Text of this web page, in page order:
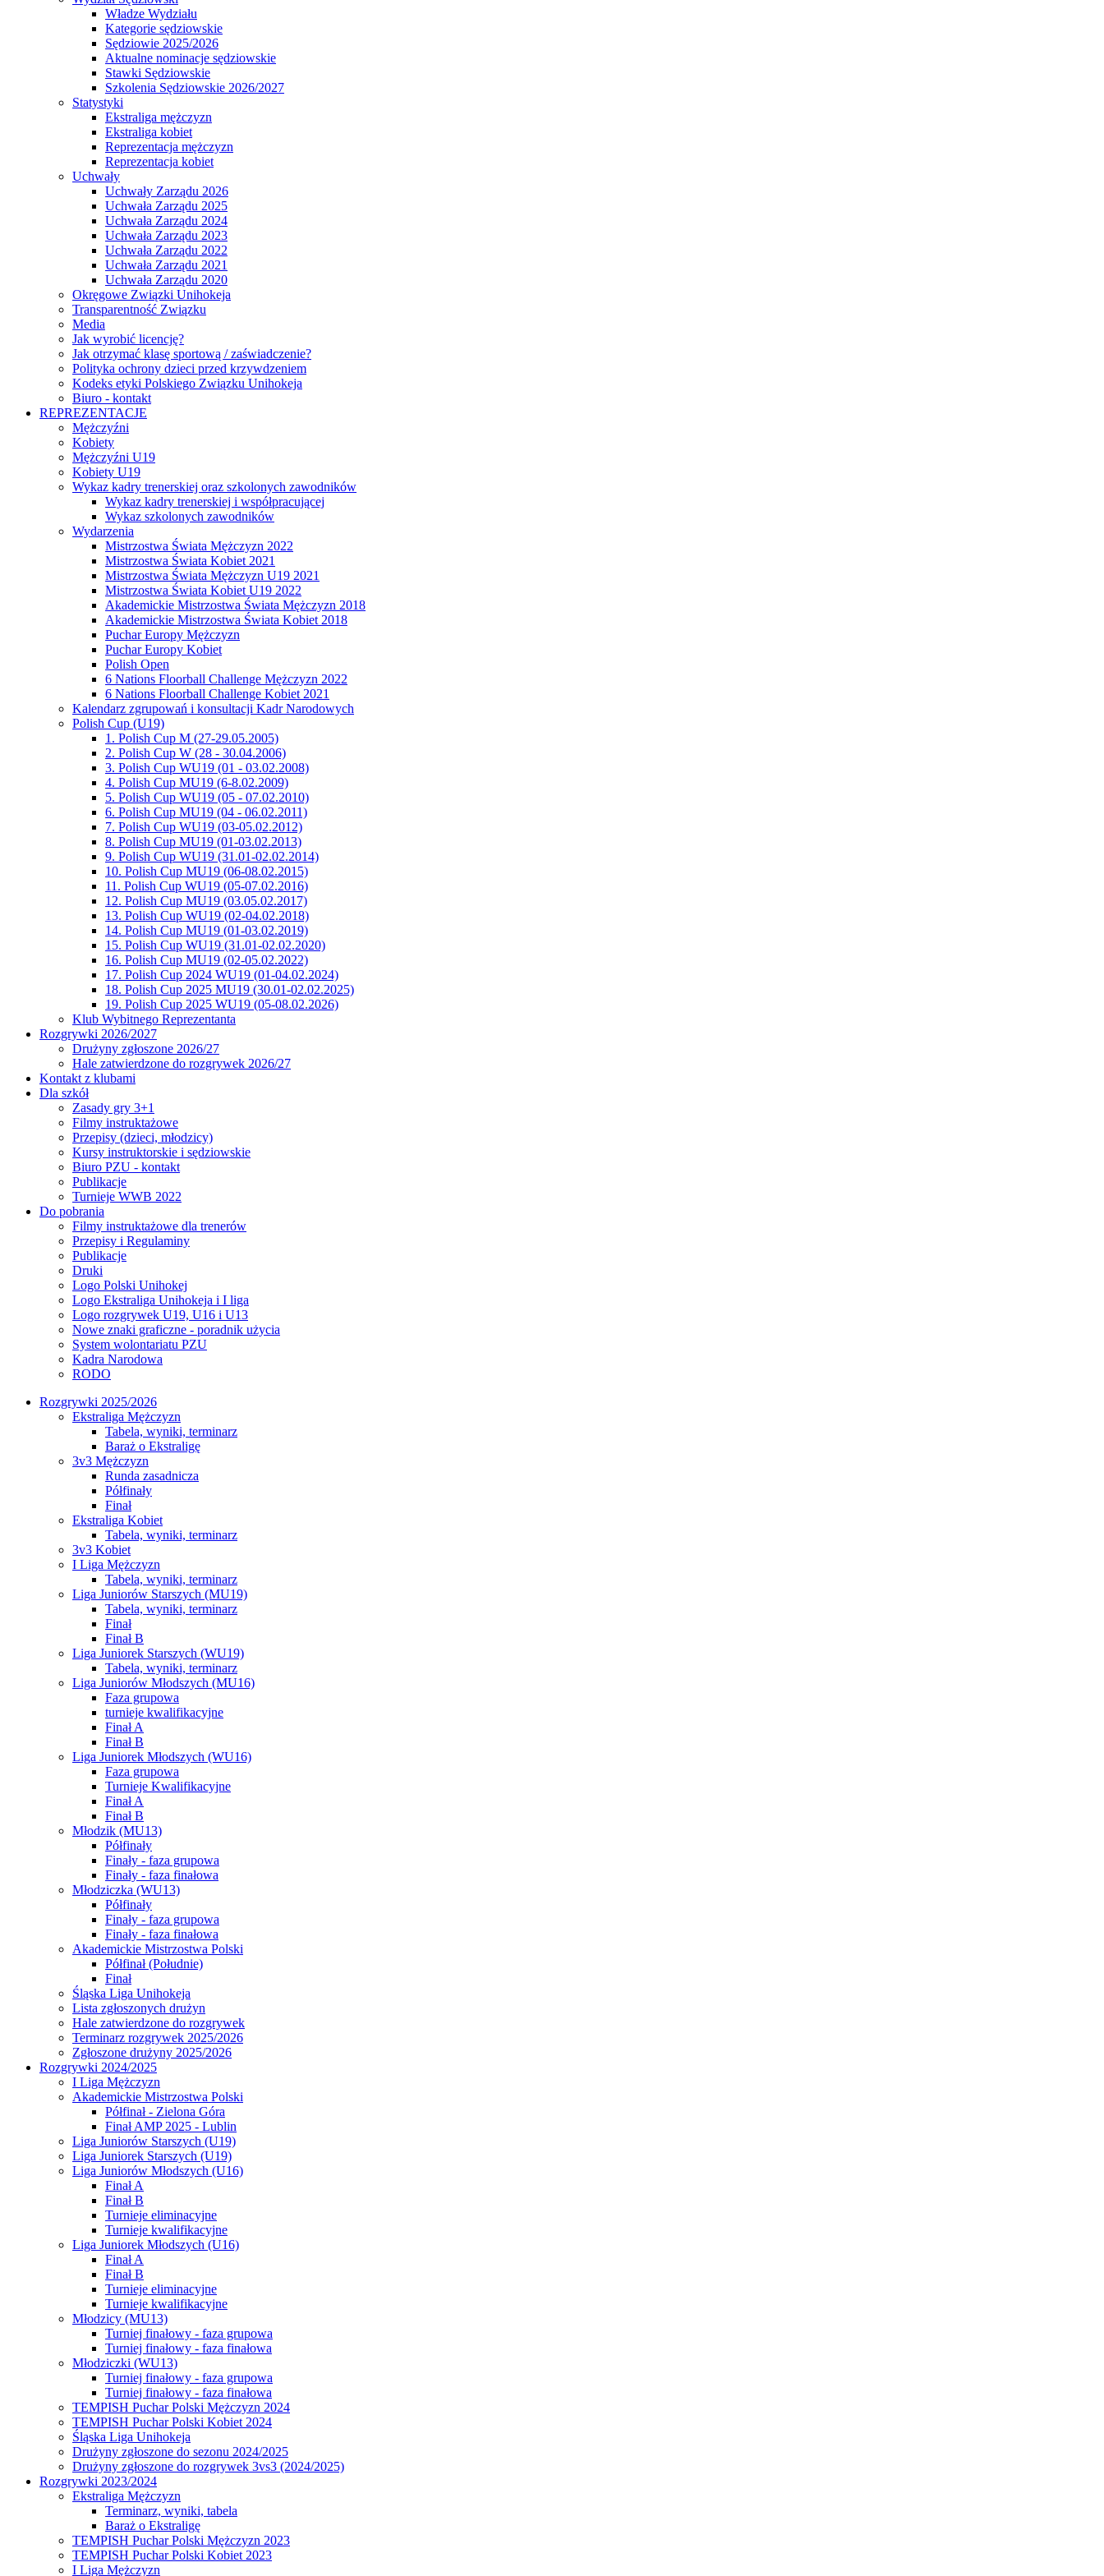
Władze Wydziału
Kategorie sędziowskie
Sędziowie 2025/2026
Aktualne nominacje sędziowskie
Stawki Sędziowskie
Szkolenia Sędziowskie 2026/2027
Statystyki
Ekstraliga mężczyzn
Ekstraliga kobiet
Reprezentacja mężczyzn
Reprezentacja kobiet
Uchwały
Uchwały Zarządu 2026
Uchwała Zarządu 2025
Uchwała Zarządu 2024
Uchwała Zarządu 2023
Uchwała Zarządu 2022
Uchwała Zarządu 2021
Uchwała Zarządu 2020
Okręgowe Związki Unihokeja
Transparentność Związku
Media
Jak wyrobić licencję?
Jak otrzymać klasę sportową / zaświadczenie?
Polityka ochrony dzieci przed krzywdzeniem
Kodeks etyki Polskiego Związku Unihokeja
Biuro - kontakt
REPREZENTACJE
Mężczyźni
Kobiety
Mężczyźni U19
Kobiety U19
Wykaz kadry trenerskiej oraz szkolonych zawodników
Wykaz kadry trenerskiej i współpracującej
Wykaz szkolonych zawodników
Wydarzenia
Mistrzostwa Świata Mężczyzn 2022
Mistrzostwa Świata Kobiet 2021
Mistrzostwa Świata Mężczyzn U19 2021
Mistrzostwa Świata Kobiet U19 2022
Akademickie Mistrzostwa Świata Mężczyzn 2018
Akademickie Mistrzostwa Świata Kobiet 2018
Puchar Europy Mężczyzn
Puchar Europy Kobiet
Polish Open
6 Nations Floorball Challenge Mężczyzn 2022
6 Nations Floorball Challenge Kobiet 2021
Kalendarz zgrupowań i konsultacji Kadr Narodowych
Polish Cup (U19)
1. Polish Cup M (27-29.05.2005)
2. Polish Cup W (28 - 30.04.2006)
3. Polish Cup WU19 (01 - 03.02.2008)
4. Polish Cup MU19 (6-8.02.2009)
5. Polish Cup WU19 (05 - 07.02.2010)
6. Polish Cup MU19 (04 - 06.02.2011)
7. Polish Cup WU19 (03-05.02.2012)
8. Polish Cup MU19 (01-03.02.2013)
9. Polish Cup WU19 (31.01-02.02.2014)
10. Polish Cup MU19 (06-08.02.2015)
11. Polish Cup WU19 (05-07.02.2016)
12. Polish Cup MU19 (03.05.02.2017)
13. Polish Cup WU19 (02-04.02.2018)
14. Polish Cup MU19 (01-03.02.2019)
15. Polish Cup WU19 (31.01-02.02.2020)
16. Polish Cup MU19 (02-05.02.2022)
17. Polish Cup 2024 WU19 (01-04.02.2024)
18. Polish Cup 2025 MU19 (30.01-02.02.2025)
19. Polish Cup 2025 WU19 (05-08.02.2026)
Klub Wybitnego Reprezentanta
Rozgrywki 2026/2027
Drużyny zgłoszone 2026/27
Hale zatwierdzone do rozgrywek 2026/27
Kontakt z klubami
Dla szkół
Zasady gry 3+1
Filmy instruktażowe
Przepisy (dzieci, młodzicy)
Kursy instruktorskie i sędziowskie
Biuro PZU - kontakt
Publikacje
Turnieje WWB 2022
Do pobrania
Filmy instruktażowe dla trenerów
Przepisy i Regulaminy
Publikacje
Druki
Logo Polski Unihokej
Logo Ekstraliga Unihokeja i I liga
Logo rozgrywek U19, U16 i U13
Nowe znaki graficzne - poradnik użycia
System wolontariatu PZU
Kadra Narodowa
RODO
Rozgrywki 2025/2026
Ekstraliga Mężczyzn
Tabela, wyniki, terminarz
Baraż o Ekstraligę
3v3 Mężczyzn
Runda zasadnicza
Półfinały
Finał
Ekstraliga Kobiet
Tabela, wyniki, terminarz
3v3 Kobiet
I Liga Mężczyzn
Tabela, wyniki, terminarz
Liga Juniorów Starszych (MU19)
Tabela, wyniki, terminarz
Finał
Finał B
Liga Juniorek Starszych (WU19)
Tabela, wyniki, terminarz
Liga Juniorów Młodszych (MU16)
Faza grupowa
turnieje kwalifikacyjne
Finał A
Finał B
Liga Juniorek Młodszych (WU16)
Faza grupowa
Turnieje Kwalifikacyjne
Finał A
Finał B
Młodzik (MU13)
Półfinały
Finały - faza grupowa
Finały - faza finałowa
Młodziczka (WU13)
Półfinały
Finały - faza grupowa
Finały - faza finałowa
Akademickie Mistrzostwa Polski
Półfinał (Południe)
Finał
Śląska Liga Unihokeja
Lista zgłoszonych drużyn
Hale zatwierdzone do rozgrywek
Terminarz rozgrywek 2025/2026
Zgłoszone drużyny 2025/2026
Rozgrywki 2024/2025
I Liga Mężczyzn
Akademickie Mistrzostwa Polski
Półfinał - Zielona Góra
Finał AMP 2025 - Lublin
Liga Juniorów Starszych (U19)
Liga Juniorek Starszych (U19)
Liga Juniorów Młodszych (U16)
Finał A
Finał B
Turnieje eliminacyjne
Turnieje kwalifikacyjne
Liga Juniorek Młodszych (U16)
Finał A
Finał B
Turnieje eliminacyjne
Turnieje kwalifikacyjne
Młodzicy (MU13)
Turniej finałowy - faza grupowa
Turniej finałowy - faza finałowa
Młodziczki (WU13)
Turniej finałowy - faza grupowa
Turniej finałowy - faza finałowa
TEMPISH Puchar Polski Mężczyzn 2024
TEMPISH Puchar Polski Kobiet 2024
Śląska Liga Unihokeja
Drużyny zgłoszone do sezonu 2024/2025
Drużyny zgłoszone do rozgrywek 3vs3 (2024/2025)
Rozgrywki 2023/2024
Ekstraliga Mężczyzn
Terminarz, wyniki, tabela
Baraż o Ekstraligę
TEMPISH Puchar Polski Mężczyzn 2023
TEMPISH Puchar Polski Kobiet 2023
I Liga Mężczyzn